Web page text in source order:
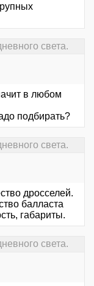
света.
в любом
подбирать?
света.
дросселей.
балласта
габариты.
света.